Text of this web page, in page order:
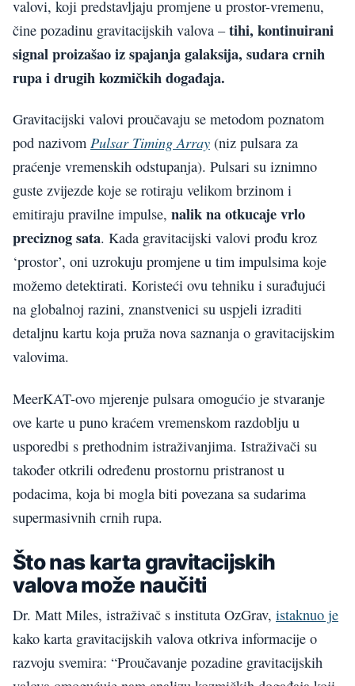
valovi, koji predstavljaju promjene u prostor-vremenu,
čine pozadinu gravitacijskih valova –tihi, kontinuirani
signal proizašao iz spajanja galaksija, sudara crnih
rupa i drugih kozmičkih događaja.
Gravitacijski valovi proučavaju se metodom poznatom
pod nazivom Pulsar Timing Array (niz pulsara za
praćenje vremenskih odstupanja). Pulsari su iznimno
guste zvijezde koje se rotiraju velikom brzinom i
emitiraju pravilne impulse, nalik na otkucaje vrlo
preciznog sata. Kada gravitacijski valovi prođu kroz
‘prostor’, oni uzrokuju promjene u tim impulsima koje
možemo detektirati. Koristeći ovu tehniku i surađujući
na globalnoj razini, znanstvenici su uspjeli izraditi
detaljnu kartu koja pruža nova saznanja o gravitacijskim
valovima.
MeerKAT-ovo mjerenje pulsara omogućio je stvaranje
ove karte u puno kraćem vremenskom razdoblju u
usporedbi s prethodnim istraživanjima. Istraživači su
također otkrili određenu prostornu pristranost u
podacima, koja bi mogla biti povezana sa sudarima
supermasivnih crnih rupa.
Što nas karta gravitacijskih
valova može naučiti
Dr. Matt Miles, istraživač s instituta OzGrav, istaknuo je
kako karta gravitacijskih valova otkriva informacije o
razvoju svemira: “Proučavanje pozadine gravitacijskih